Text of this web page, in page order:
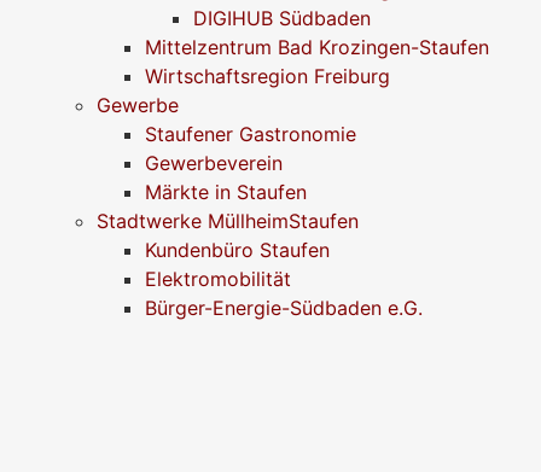
DIGIHUB Südbaden
Mittelzentrum Bad Krozingen-Staufen
Wirtschaftsregion Freiburg
Gewerbe
Staufener Gastronomie
Gewerbeverein
Märkte in Staufen
Stadtwerke MüllheimStaufen
Kundenbüro Staufen
Elektromobilität
Bürger-Energie-Südbaden e.G.